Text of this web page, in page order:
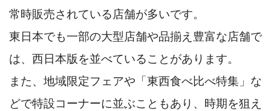
常時販売されている店舗が多いです。
東日本でも一部の大型店舗や品揃え豊富な店舗で
は、西日本版を並べていることがあります。
また、地域限定フェアや「東西食べ比べ特集」な
どで特設コーナーに並ぶこともあり、時期を狙え